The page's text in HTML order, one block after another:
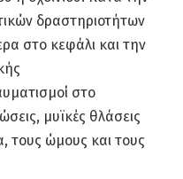
δραστηριοτήτων
στο κεφάλι και την
στο
μυϊκές θλάσεις
τους ώμους και τους